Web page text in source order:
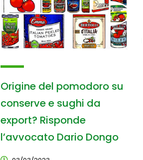
Origine del pomodoro su
conserve e sughi da
export? Risponde
l’avvocato Dario Dongo